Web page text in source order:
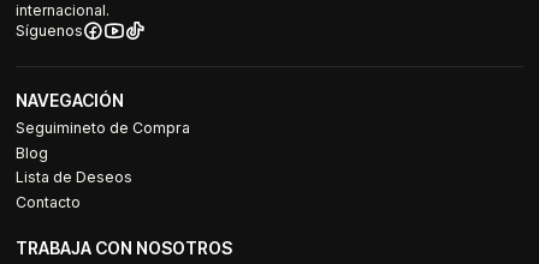
internacional.
Síguenos
NAVEGACIÓN
Seguimineto de Compra
Blog
Lista de Deseos
Contacto
TRABAJA CON NOSOTROS